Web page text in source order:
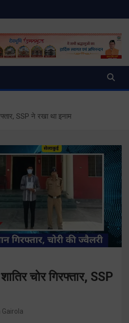
Uttarakhand
News
SSP ने रखा था इनाम
चोर गिरफ्तार, SSP
Gairola